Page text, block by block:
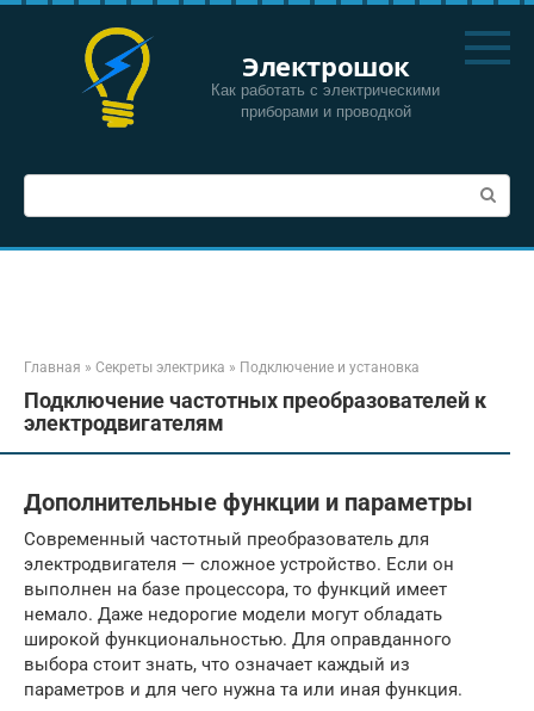
Перейти
Электрошок
Как работать с электрическими
приборами и проводкой
Поиск:
Главная » Секреты электрика » Подключение и установка
Подключение частотных преобразователей к
электродвигателям
Дополнительные функции и параметры
Современный частотный преобразователь для
электродвигателя — сложное устройство. Если он
выполнен на базе процессора, то функций имеет
немало. Даже недорогие модели могут обладать
широкой функциональностью. Для оправданного
выбора стоит знать, что означает каждый из
параметров и для чего нужна та или иная функция.